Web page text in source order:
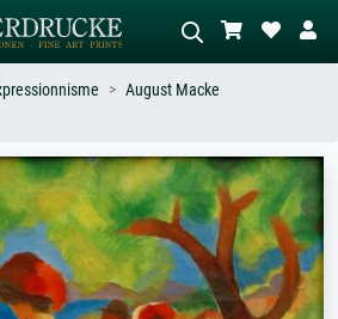
style –
Décrivez la scène – ex. prairie verte,
abstrait avec beaucoup de rouge,
tableau sombre, nu debout près d'un
arbre.
August Macke